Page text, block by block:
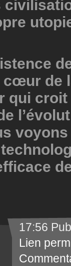
cœur de
qui
17:56
Lien